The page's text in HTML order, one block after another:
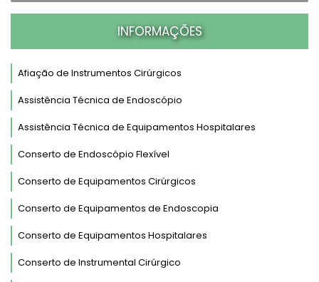
INFORMAÇÕES
Afiação de Instrumentos Cirúrgicos
Assistência Técnica de Endoscópio
Assistência Técnica de Equipamentos Hospitalares
Conserto de Endoscópio Flexível
Conserto de Equipamentos Cirúrgicos
Conserto de Equipamentos de Endoscopia
Conserto de Equipamentos Hospitalares
Conserto de Instrumental Cirúrgico